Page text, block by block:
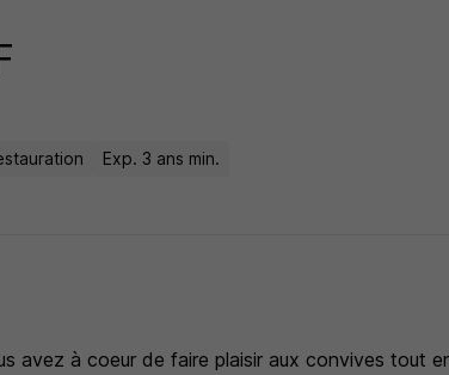
Exp. 3 ans min.
avez à coeur de faire plaisir aux convives tout